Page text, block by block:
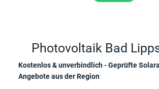
Photovoltaik Bad
Kostenlos & unverbindlich - Geprüfte
Angebote aus der Region